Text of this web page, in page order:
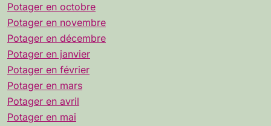
Potager en octobre
Potager en novembre
Potager en décembre
Potager en janvier
Potager en février
Potager en mars
Potager en avril
Potager en mai